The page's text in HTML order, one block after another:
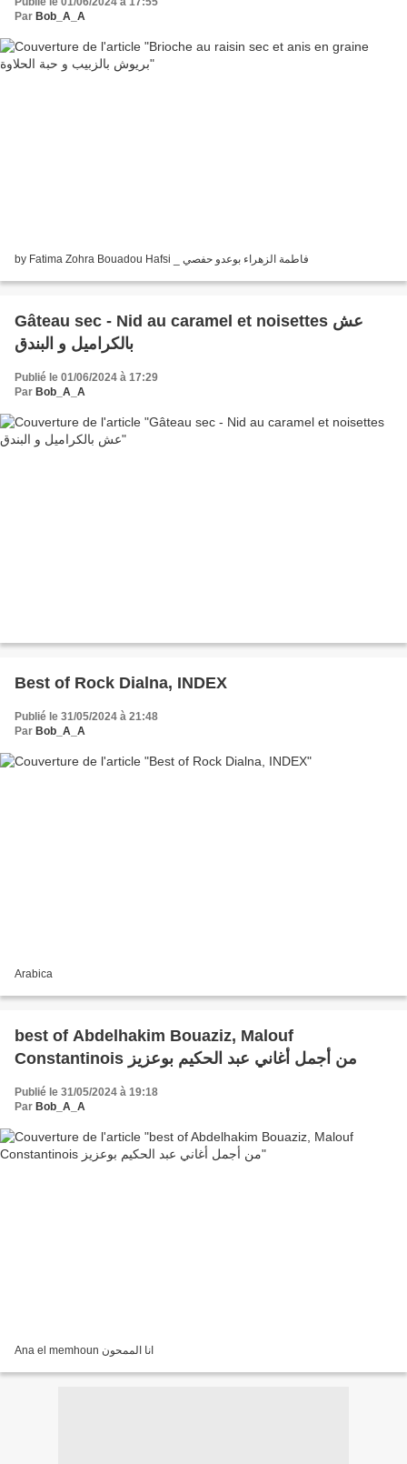
Par Bob_A_A
by Fatima Zohra Bouadou Hafsi _ فاطمة الزهراء بوعدو حفصي
Gâteau sec - Nid au caramel et noisettes عش
بالكراميل و البندق
Publié le 01/06/2024 à 17:29
Par Bob_A_A
Best of Rock Dialna, INDEX
Publié le 31/05/2024 à 21:48
Par Bob_A_A
Arabica
best of Abdelhakim Bouaziz, Malouf
Constantinois من أجمل أغاني عبد الحكيم بوعزيز
Publié le 31/05/2024 à 19:18
Par Bob_A_A
Ana el memhoun انا الممحون